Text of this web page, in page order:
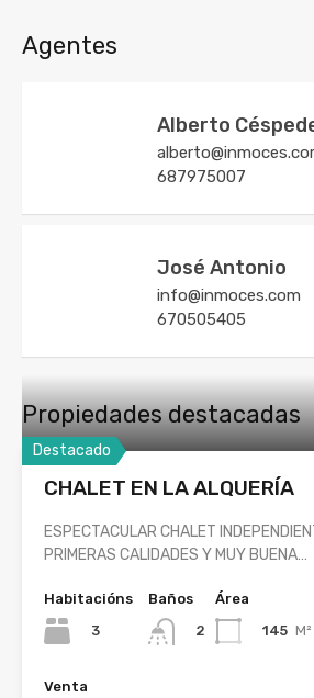
Agentes
Alberto
687975007
José Antonio
info@inmoces.com
670505405
Propiedades destacadas
Destacado
CHALET EN LA ALQUERÍA
ESPECTACULAR CHALET
PRIMERAS CALIDADES Y MUY BUENA…
Habitacións
3
Baños
2
Área
145 M²
Venta